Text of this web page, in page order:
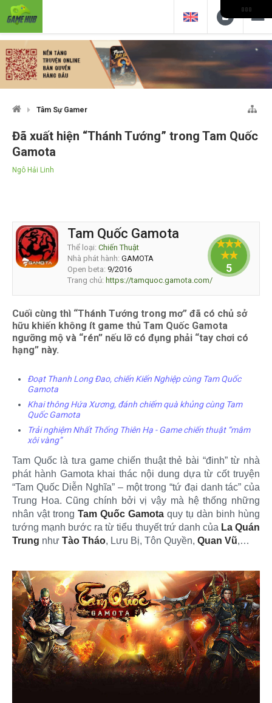
Tâm Sự Gamer
Đã xuất hiện “Thánh Tướng” trong Tam Quốc
Gamota
Ngô Hải Linh
Tam Quốc Gamota
Thể loại: Chiến Thuật
Nhà phát hành: GAMOTA
Open beta: 9/2016
Trang chủ: https://tamquoc.gamota.com/
5
Cuối cùng thì “Thánh Tướng trong mơ” đã có chủ sở
hữu khiến không ít game thủ Tam Quốc Gamota
ngưỡng mộ và “rén” nếu lỡ có đụng phải “tay chơi có
hạng” này.
Đoạt Thanh Long Đao, chiến Kiến Nghiệp cùng Tam Quốc
Gamota
Khai thông Hứa Xương, đánh chiếm quà khủng cùng Tam
Quốc Gamota
Trải nghiệm Nhất Thống Thiên Hạ - Game chiến thuật “mâm
xôi vàng”
Tam Quốc là tưa game chiến thuật thẻ bài “đinh” từ nhà
phát hành Gamota khai thác nội dung dựa từ cốt truyện
“Tam Quốc Diễn Nghĩa” – một trong “tứ đại danh tác” của
Trung Hoa. Cũng chính bởi vị vậy mà hệ thống những
nhân vật trong Tam Quốc Gamota quy tụ dàn binh hùng
tướng mạnh bước ra từ tiểu thuyết trứ danh của La Quán
Trung như Tào Tháo, Lưu Bị, Tôn Quyền, Quan Vũ,…